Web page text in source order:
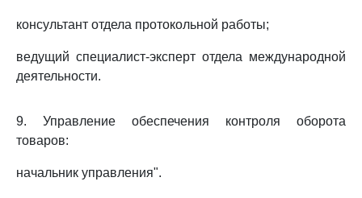
консультант отдела протокольной работы;
ведущий специалист-эксперт отдела международной
деятельности.
9. Управление обеспечения контроля оборота
товаров:
начальник управления".